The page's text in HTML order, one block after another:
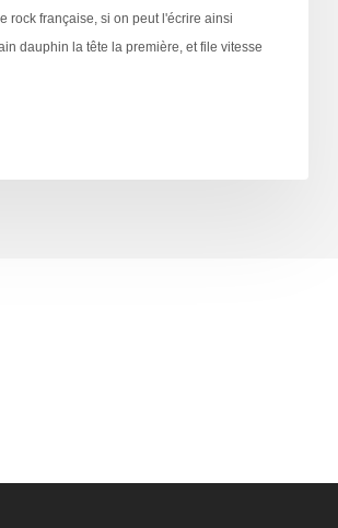
rock française, si on peut l'écrire ainsi
dauphin la tête la première, et file vitesse